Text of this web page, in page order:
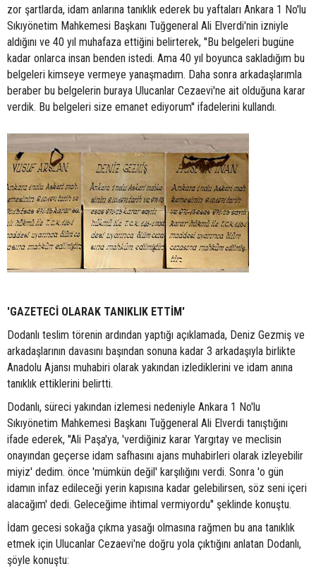
zor şartlarda, idam anlarına tanıklık ederek bu yaftaları Ankara 1 No'lu
Sıkıyönetim Mahkemesi Başkanı Tuğgeneral Ali Elverdi'nin izniyle
aldığını ve 40 yıl muhafaza ettiğini belirterek, ''Bu belgeleri bugüne
kadar onlarca insan benden istedi. Ama 40 yıl boyunca sakladığım bu
belgeleri kimseye vermeye yanaşmadım. Daha sonra arkadaşlarımla
beraber bu belgelerin buraya Ulucanlar Cezaevi'ne ait olduğuna karar
verdik. Bu belgeleri size emanet ediyorum'' ifadelerini kullandı.
'GAZETECİ OLARAK TANIKLIK ETTİM'
Dodanlı teslim törenin ardından yaptığı açıklamada, Deniz Gezmiş ve
arkadaşlarının davasını başından sonuna kadar 3 arkadaşıyla birlikte
Anadolu Ajansı muhabiri olarak yakından izlediklerini ve idam anına
tanıklık ettiklerini belirtti.
Dodanlı, süreci yakından izlemesi nedeniyle Ankara 1 No'lu
Sıkıyönetim Mahkemesi Başkanı Tuğgeneral Ali Elverdi tanıştığını
ifade ederek, ''Ali Paşa'ya, 'verdiğiniz karar Yargıtay ve meclisin
onayından geçerse idam safhasını ajans muhabirleri olarak izleyebilir
miyiz' dedim. önce 'mümkün değil' karşılığını verdi. Sonra 'o gün
idamın infaz edileceği yerin kapısına kadar gelebilirsen, söz seni içeri
alacağım' dedi. Geleceğime ihtimal vermiyordu'' şeklinde konuştu.
İdam gecesi sokağa çıkma yasağı olmasına rağmen bu ana tanıklık
etmek için Ulucanlar Cezaevi'ne doğru yola çıktığını anlatan Dodanlı,
şöyle konuştu: